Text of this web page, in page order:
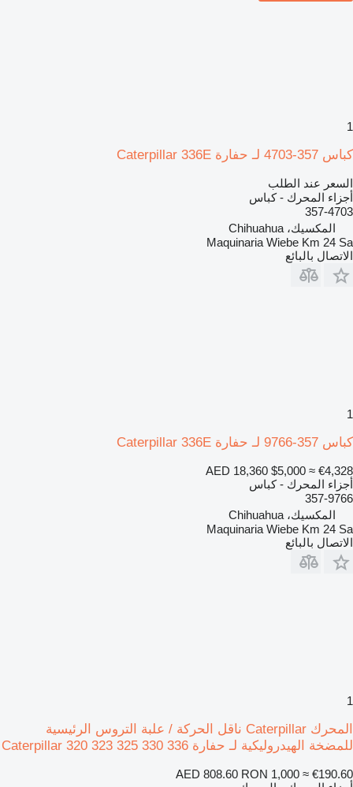
1
كباس 357-4703 لـ حفارة Caterpillar 336E
السعر عند الطلب
أجزاء المحرك - كباس
357-4703
المكسيك، Chihuahua
Maquinaria Wiebe Km 24 Sa
الاتصال بالبائع
1
كباس 357-9766 لـ حفارة Caterpillar 336E
AED 18,360 $5,000 ≈ €4,328
أجزاء المحرك - كباس
357-9766
المكسيك، Chihuahua
Maquinaria Wiebe Km 24 Sa
الاتصال بالبائع
1
المحرك Caterpillar ناقل الحركة / علبة التروس الرئيسية
للمضخة الهيدروليكية لـ حفارة Caterpillar 320 323 325 330 336
AED 808.60 RON 1,000 ≈ €190.60